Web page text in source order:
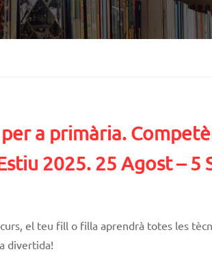
a primària.
2025. 25 Agost – 5
el teu fill o filla aprendrà totes les
divertida!